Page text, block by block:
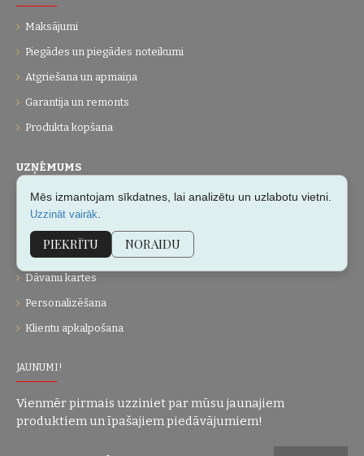
Maksājumi
Piegādes un piegādes noteikumi
Atgriešana un apmaiņa
Garantija un remonts
Produkta kopšana
UZŅĒMUMS
Par mums
Vietnes karte
Dāvanu kartes
Personalizēšana
Klientu apkalpošana
JAUNUMI!
Vienmēr pirmais uzziniet par mūsu jaunajiem
produktiem un īpašajiem piedāvājumiem!
Mēs izmantojam sīkdatnes, lai analizētu un uzlabotu vietni.
Uzzināt vairāk
PIEKRĪTU NORAIDU